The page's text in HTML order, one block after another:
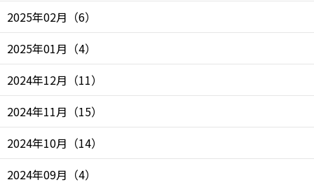
2025年02月 （6）
2025年01月 （4）
2024年12月 （11）
2024年11月 （15）
2024年10月 （14）
2024年09月 （4）